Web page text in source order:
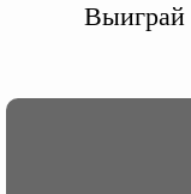
Выиграй